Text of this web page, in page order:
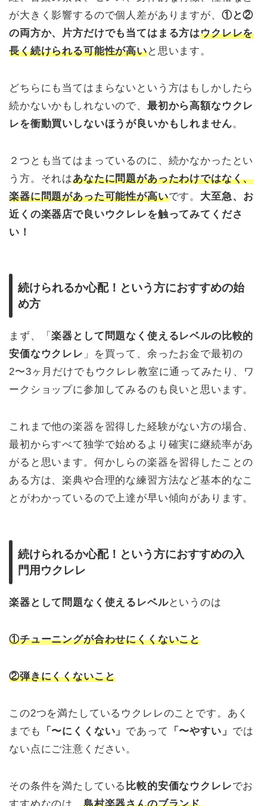
が大きく影響するので個人差がありますが、 ①と②
の両方か、片方だけでも当てはまる方はウクレレを
長く続けられる可能性が高いと思います。
どちらにも当てはまらないという方はもしかしたら
続かないかもしれないので、 最初から高額なウクレ
レを衝動買いしないほうが良いかもしれません。
２つとも当てはまっているのに、続かなかったとい
う方。それはあなたに問題があったわけではなく、
楽器に問題があった可能性が高いです。 大至急、お
近くの楽器店で良いウクレレを触ってみてくださ
い！
続けられるか心配！という方におすすめの始
め方
まず、「楽器として問題なく使えるレベルの比較的
安価なウクレレ 」を買って、余ったお金で最初の
2〜3ヶ月だけでもウクレレ教室に通ってみたり、ワ
ークショップに参加してみるのも良いと思います。
これまで他の楽器を習得した経験がない方の場合、
最初からすべて独学で始めるより確実に継続率があ
がると思います。何かしらの楽器を習得したことの
ある方は、楽典や合理的な練習方法など基本的なこ
とがわかっているので上達が早い傾向があります。
続けられるか心配！という方におすすめの入
門用ウクレレ
楽器として問題なく使えるレベルというのは
①チューニングが合わせにくくないこと
②弾きにくくないこと
この2つを満たしているウクレレのことです。あく
までも
「〜にくくない」 であって 「〜やすい」 では
ない点にご注意ください。
その条件を満たしている 比較的安価なウクレレでお
すすめなのは、 島村楽器さんのブランド